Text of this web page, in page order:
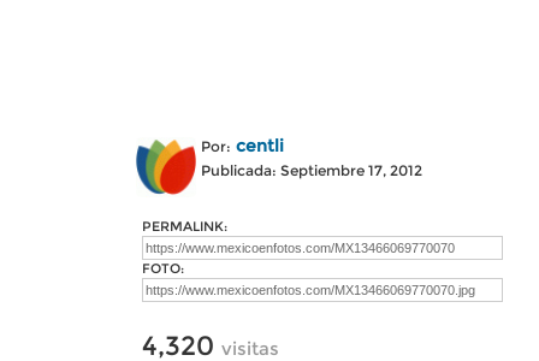
Por: centli
Publicada: Septiembre 17, 2012
PERMALINK:
FOTO:
4,320 visitas